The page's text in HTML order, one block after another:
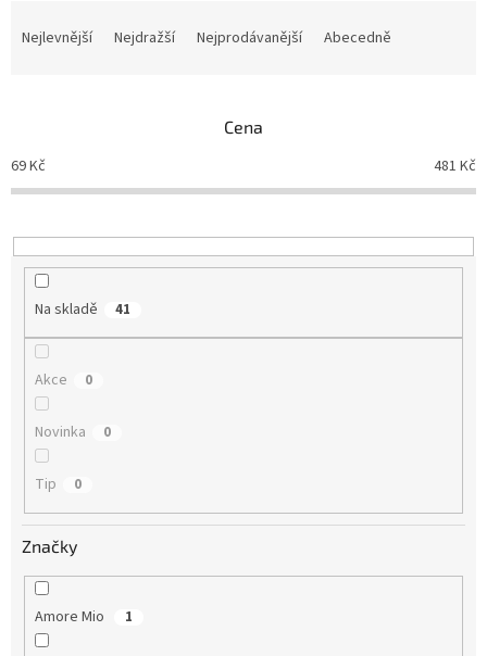
p
r
o
u
Nejlevnější Nejdražší Nejprodávanější Abecedně
Cena
69Kč 481 Kč
Na skladě 41
Akce 0
Novinka 0
Tip 0
Značky
Amore Mio 1